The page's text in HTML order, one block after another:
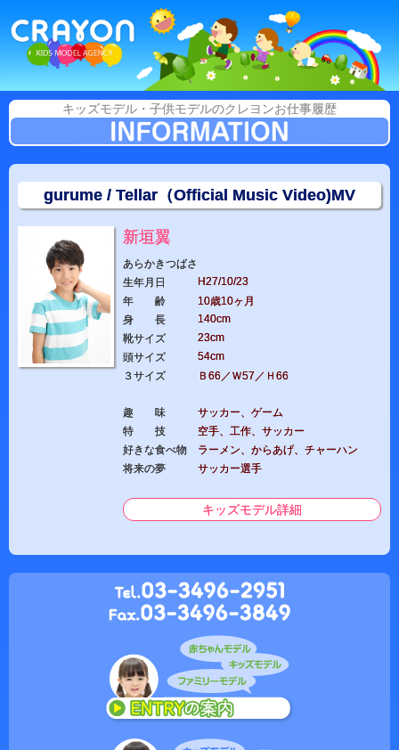
キッズモデル・子供モデルのクレヨンお仕事履歴
gurume / Tellar（Official Music Video)MV
新垣翼
あらかきつばさ
生年月日
H27/10/23
年 齢
10歳10ヶ月
身 長
140cm
靴サイズ
23cm
頭サイズ
54cm
３サイズ
Ｂ66／Ｗ57／Ｈ66
趣 味
サッカー、ゲーム
特 技
空手、工作、サッカー
好きな食べ物
ラーメン、からあげ、チャーハン
将来の夢
サッカー選手
キッズモデル詳細